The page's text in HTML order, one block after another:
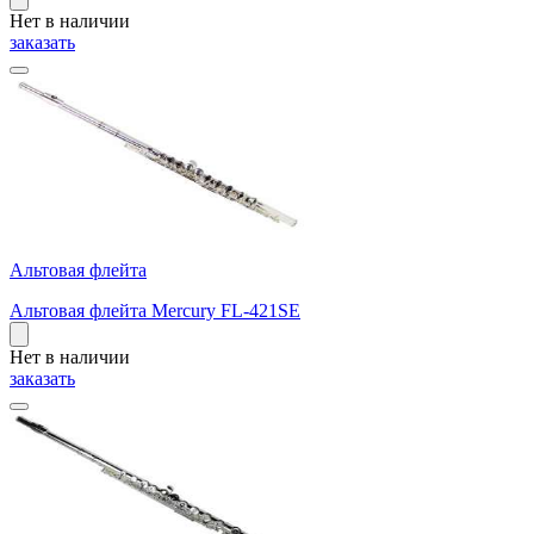
Нет в наличии
заказать
Альтовая флейта
Альтовая флейта Mercury FL-421SE
Нет в наличии
заказать